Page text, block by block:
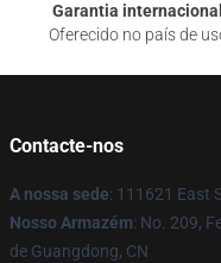
Garantia internacional
Oferecido no país de
Contacte-nos
A nossa sede: 111621 East
Nosso Armazém: No. 209,
de Guangdong, CN